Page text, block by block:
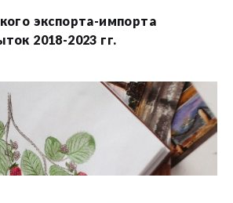
экспорта-импорта
2018-2023 гг.